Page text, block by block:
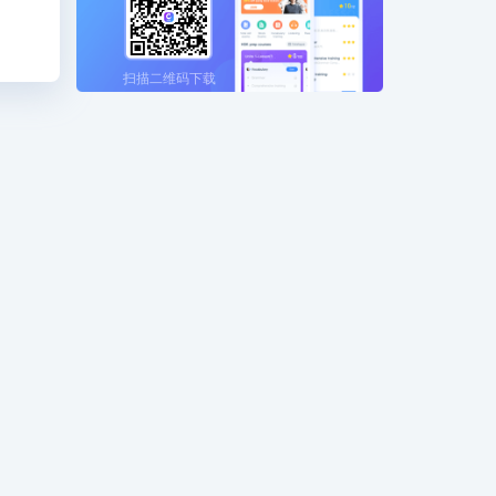
扫描二维码下载